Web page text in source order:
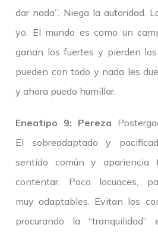
dar nada”. Niega la autoridad.
yo. El mundo es como un
ganan los fuertes y pierden
pueden con todo y nada les
y ahora puedo humillar.
Eneatipo 9: Pereza
El sobreadaptado y
sentido común y apariencia
contentar. Poco locuaces,
muy adaptables. Evitan los
procurando la “tranquilidad”